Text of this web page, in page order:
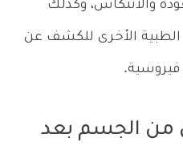
والانتكاس، وكذلك
الأخرى للكشف عن
فيروسية.
من الجسم بعد